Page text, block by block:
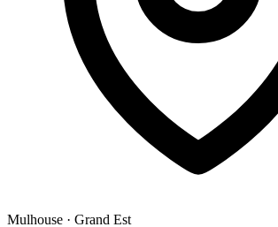
Mulhouse · Grand Est